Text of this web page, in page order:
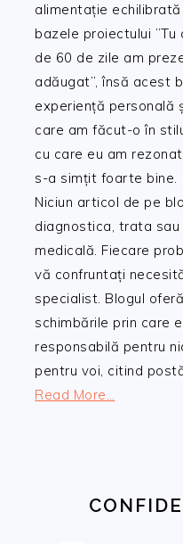
alimentație
bazele proiectului ”Tu
de 60 de zile am
adăugat”, însă acest
experiență personală
care am făcut-o în
cu care eu am
s-a simțit foarte bine.
Niciun articol de pe
diagnostica, trata
medicală. Fiecare
vă confruntați
specialist. Blogul
schimbările prin care
responsabilă pentru
pentru voi, citind
Read More…